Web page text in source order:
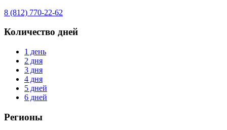
8 (812) 770-22-62
Количество дней
1 день
2 дня
3 дня
4 дня
5 дней
6 дней
Регионы